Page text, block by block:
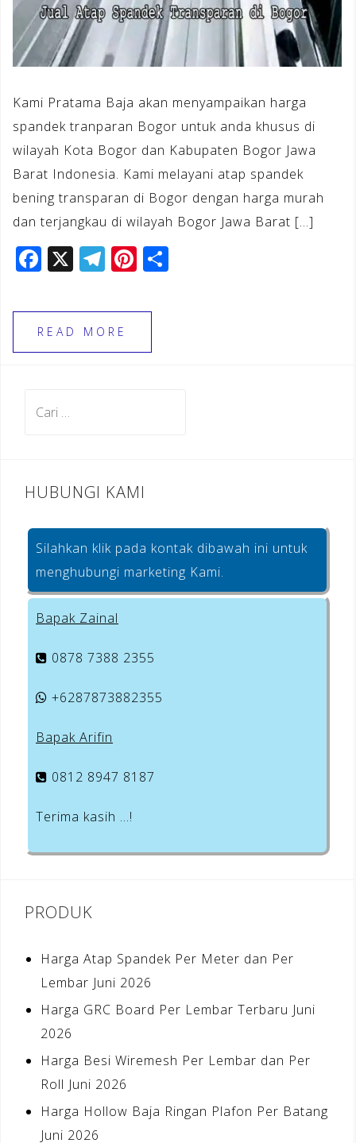
Kami Pratama Baja akan menyampaikan harga
spandek tranparan Bogor untuk anda khusus di
wilayah Kota Bogor dan Kabupaten Bogor Jawa
Barat Indonesia. Kami melayani atap spandek
bening transparan di Bogor dengan harga murah
dan terjangkau di wilayah Bogor Jawa Barat […]
F
c
e
b
o
X T
e
gr
a
Pi
te
e
READ MORE
HUBUNGI KAMI
Silahkan klik pada kontak dibawah ini untuk
menghubungi marketing Kami.
Bapak Zainal
0878 7388 2355
+6287873882355
Bapak Arifin
0812 8947 8187
Terima kasih …!
PRODUK
Harga Atap Spandek Per Meter dan Per
Lembar Juni 2026
Harga GRC Board Per Lembar Terbaru Juni
2026
Harga Besi Wiremesh Per Lembar dan Per
Roll Juni 2026
Harga Hollow Baja Ringan Plafon Per Batang
Juni 2026